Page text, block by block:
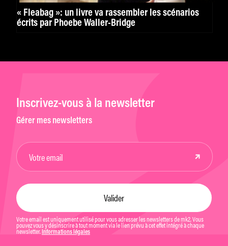
« Fleabag »: un livre va rassembler les scénarios
écrits par Phoebe Waller-Bridge
Inscrivez-vous à la newsletter
Gérer mes newsletters
Votre email est uniquement utilisé pour vous adresser les newsletters de mk2. Vous
pouvez vous y désinscrire à tout moment via le lien prévu à cet effet intégré à chaque
newsletter. Informations légales